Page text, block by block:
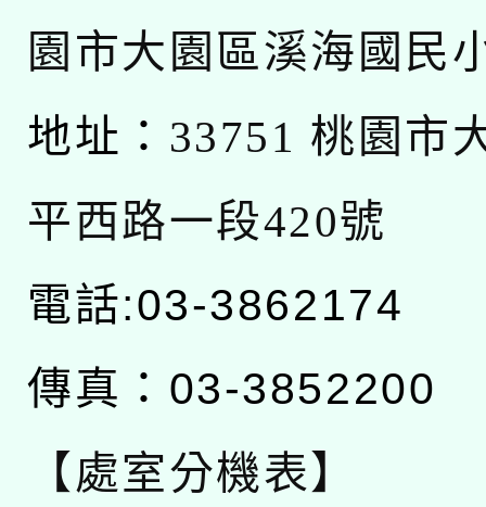
園市大園區溪海國民
地址： 33751 桃園市
平西路一段420號
電話:03-3862174
傳真：03-3852200
【處室分機表】